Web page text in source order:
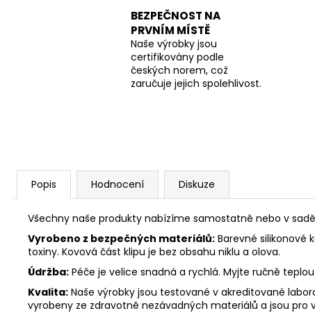
BEZPEČNOST NA
PRVNÍM MÍSTĚ
Naše výrobky jsou
certifikovány podle
českých norem, což
zaručuje jejich spolehlivost.
Popis Hodnocení Diskuze
Všechny naše produkty nabízíme samostatně nebo v
Vyrobeno z bezpečných materiálů: Barevné silikonové
toxiny. Kovová část klipu je bez obsahu niklu a olova.
Údržba: Péče je velice snadná a rychlá. Myjte ručně
Kvalita: Naše výrobky jsou testované v akreditované
vyrobeny ze zdravotně nezávadných materiálů a jsou pro